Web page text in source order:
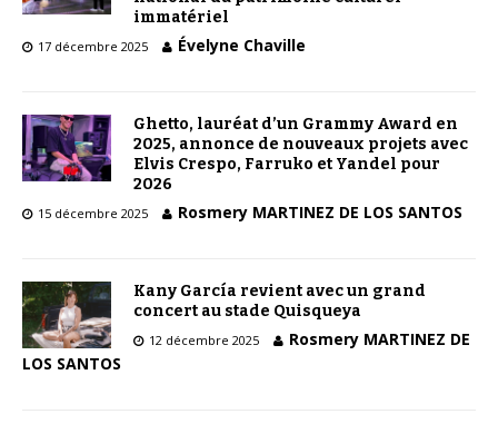
immatériel
17 décembre 2025 Évelyne Chaville
Ghetto, lauréat d’un Grammy Award en
2025, annonce de nouveaux projets avec
Elvis Crespo, Farruko et Yandel pour
2026
15 décembre 2025 Rosmery MARTINEZ DE LOS SANTOS
Kany García revient avec un grand
concert au stade Quisqueya
12 décembre 2025
Rosmery MARTINEZ DE
LOS SANTOS